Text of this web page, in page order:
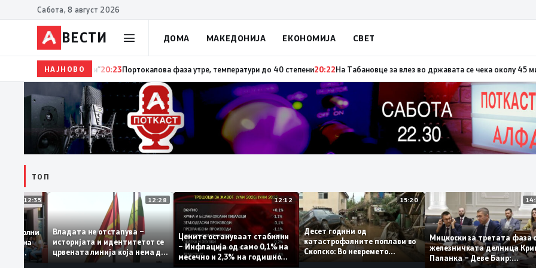
Сабота, 8 август 2026
ВЕСТИ ДОМА МАКЕДОНИЈА ЕКОНОМИЈА СВЕТ
НАЈНОВО20:24Сиљановска Давкова на Свечената академија по повод „30 години Општина Вевчани“20:23Портокалова фаза утре,
ТОП
12:35
се задоволни
на
12:28
Владата не отстапува –
историјата и идентитетот се
црвената линија која нема да
се погази
12:12
Цените остануваат стабилни
– Инфлација од само 0,1% на
месечно и 2,3% на годишно
15:20
Десет години од
катастрофалните поплави во
Скопско: Во невремето
Мицкоски за третата
железничката делница
Паланка – Деве Баир: